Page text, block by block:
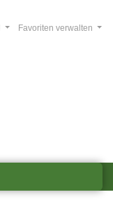
Favoriten verwalten